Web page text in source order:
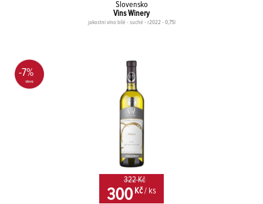
Slovensko
Vins Winery
jakostní víno bílé - suché - r2022 - 0,75l
-7%
322 Kč
300Kč / ks